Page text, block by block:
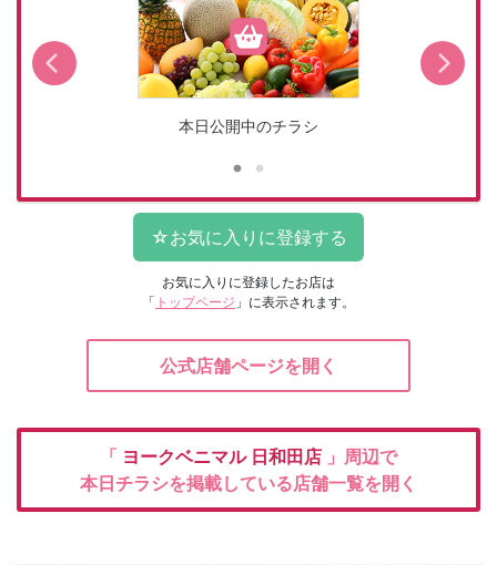
本日公開中のチラシ
お気に入りに登録したお店は
「 トップページ 」に表示されます。
公式店舗ページを開く
「 ヨークベニマル 日和田店 」周辺で
本日チラシを掲載している店舗一覧を開く